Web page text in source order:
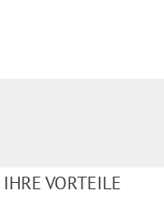
IHRE VORTEILE